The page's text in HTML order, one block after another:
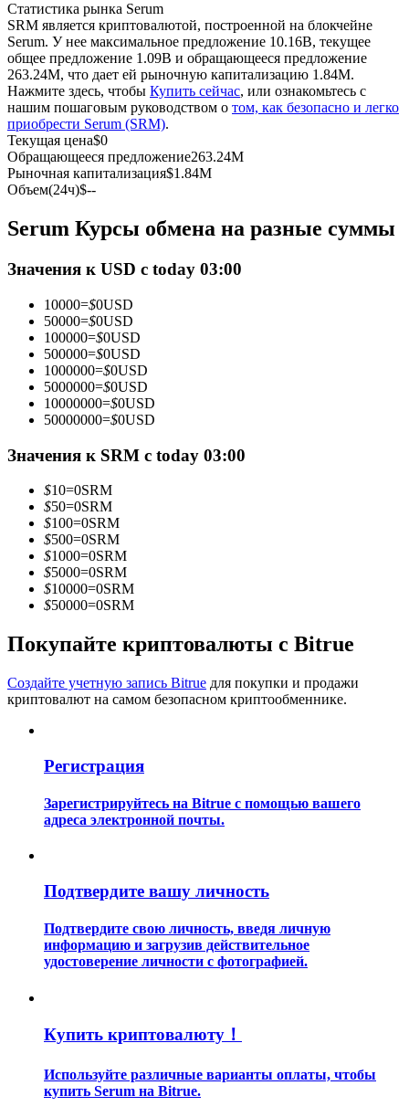
USDC фьючерсы
Фьючерсы с использованием USDC в качестве
обеспечения
Копирование торговли
Присоединяйтесь к лучшим трейдерам
Станьте копи-трейдером
Наслаждайтесь распределением прибыли и комиссиями
за копи-трейдинг
и т. д.
Гид
Статистика рынка Serum
SRM является криптовалютой, построенной на блокчейне
Serum. У нее максимальное предложение 10.16B, текущее
общее предложение 1.09B и обращающееся предложение
263.24M, что дает ей рыночную капитализацию 1.84M.
Нажмите здесь, чтобы Купить сейчас, или ознакомьтесь с
нашим пошаговым руководством о том, как безопасно и легко
приобрести Serum (SRM).
Текущая цена$0
Обращающееся предложение263.24M
Рыночная капитализация$1.84M
Объем(24ч)$--
Serum Курсы обмена на разные суммы
Значения к USD с today 03:00
10000=$0USD
50000=$0USD
100000=$0USD
500000=$0USD
1000000=$0USD
5000000=$0USD
10000000=$0USD
50000000=$0USD
Значения к SRM с today 03:00
$10=0SRM
$50=0SRM
$100=0SRM
$500=0SRM
$1000=0SRM
$5000=0SRM
$10000=0SRM
$50000=0SRM
Покупайте криптовалюты с Bitrue
Создайте учетную запись Bitrue для покупки и продажи
криптовалют на самом безопасном криптообменнике.
Регистрация
Зарегистрируйтесь на Bitrue с помощью вашего
адреса электронной почты.
Подтвердите вашу личность
Подтвердите свою личность, введя личную
информацию и загрузив действительное
удостоверение личности с фотографией.
Купить криптовалюту！
Используйте различные варианты оплаты, чтобы
купить Serum на Bitrue.